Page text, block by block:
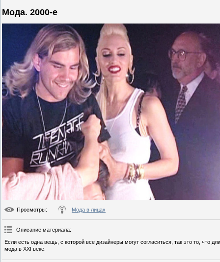
Мода. 2000-е
Просмотры: Мода в лицах
Описание материала:
Если есть одна вещь, с которой все дизайнеры могут согласиться, так это то,
мода в XXI веке.